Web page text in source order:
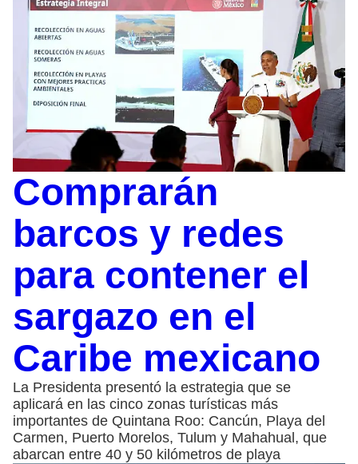
Comprarán
barcos y redes
para contener el
sargazo en el
Caribe mexicano
La Presidenta presentó la estrategia que se
aplicará en las cinco zonas turísticas más
importantes de Quintana Roo: Cancún, Playa del
Carmen, Puerto Morelos, Tulum y Mahahual, que
abarcan entre 40 y 50 kilómetros de playa